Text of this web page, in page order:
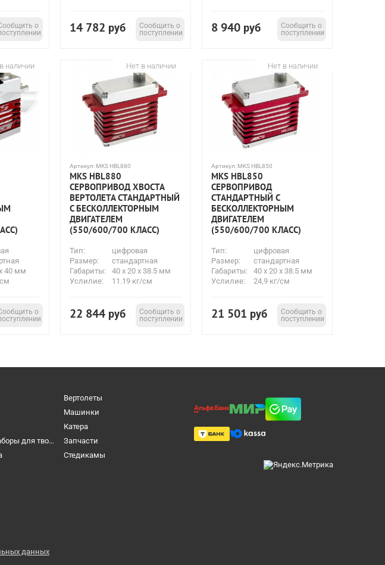
о
14 782 руб
Сообщить о
поступлении
8 940 руб
Сообщить о
поступлении
наличии
40 мм
о
Нет в наличии
Артикул: MKS HBL880
MKS HBL880
СЕРВОПРИВОД ХВОСТА
ВЕРТОЛЕТА СТАНДАРТНЫЙ
С БЕСКОЛЛЕКТОРНЫМ
ДВИГАТЕЛЕМ
(550/600/700 КЛАСС)
Тип:
цифровая
Размер:
стандартная
Габариты:
40 x 20 x 38.5 мм
Услилие:
11.19 кг/см
22 844 руб
Сообщить о
поступлении
Нет в наличии
Артикул: MKS HBL850
MKS HBL850
СЕРВОПРИВОД
СТАНДАРТНЫЙ С
БЕСКОЛЛЕКТОРНЫМ
ДВИГАТЕЛЕМ
(550/600/700 КЛАСС)
Тип:
цифровая
Размер:
стандартная
Габариты:
40 x 20 x 38.5 мм
Услилие:
24,9 кг/см
21 501 руб
Сообщить о
поступлении
Вертолеты
Машинки
Катера
Конструкторы, наборы для творчества и настольные игры
Запчасти
Cтедикамы
данных